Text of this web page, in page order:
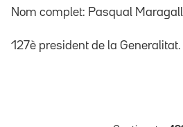
Nom complet: Pasqual
127è president de la Generalitat.